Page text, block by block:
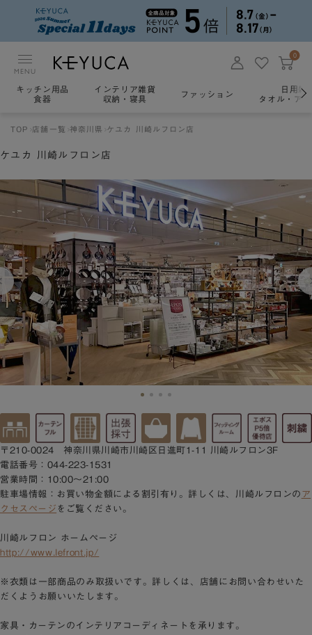
MENU
0
キッチン用品
食器
インテリア雑貨
収納・寝具
ファッション
日用雑
タオル・ア
TOP 店舗一覧 神奈川県 ケユカ 川崎ルフロン店
ケユカ 川崎ルフロン店
〒210-0024 神奈川県川崎市川崎区日進町1-11 川崎ルフロン3F
電話番号：044-223-1531
営業時間：10:00～21:00
駐車場情報：お買い物金額による割引有り。詳しくは、川崎ルフロンの ア
クセスページ をご覧ください。
川崎ルフロン ホームページ
http://www.lefront.jp/
※衣類は一部商品のみ取扱いです。詳しくは、店舗にお問い合わせいた
だくようお願いいたします。
家具・カーテンのインテリアコーディネートを承ります。